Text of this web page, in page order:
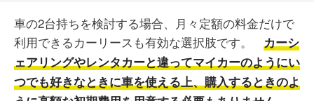
車の2台持ちを検討する場合、月々定額の料金だけで
利用できるカーリースも有効な選択肢です。
カーシ
ェアリングやレンタカーと違ってマイカーのようにい
つでも好きなときに車を使える上、購入するときのよ